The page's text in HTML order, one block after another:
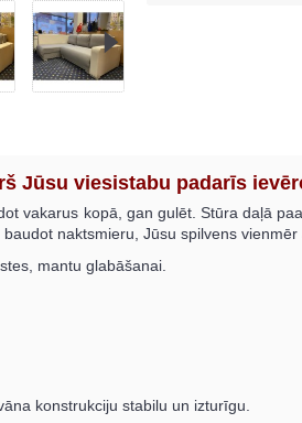
Jūsu viesistabu padarīs
vakarus kopā, gan gulēt. Stūra daļā
naktsmieru, Jūsu spilvens
mantu glabāšanai.
konstrukciju stabilu un izturīgu.